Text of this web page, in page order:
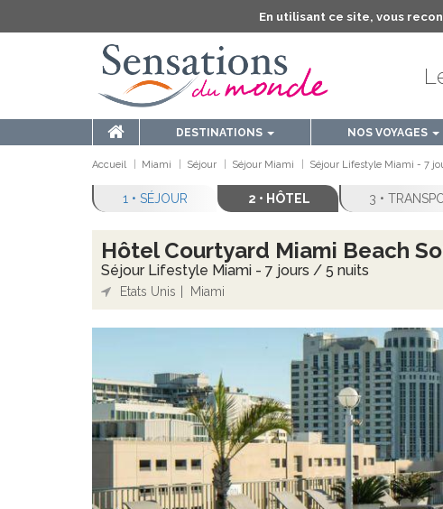
En utilisant ce site, vous
DESTINATIONS NOS VOYAGES
Accueil Miami Séjour Séjour Miami Séjour Lifestyle Miami - 7
1 • SÉJOUR 2 • HÔTEL 3 •
Hôtel Courtyard Miami Beach
Séjour Lifestyle Miami - 7 jours / 5 nuits
Etats Unis Miami
Précédent